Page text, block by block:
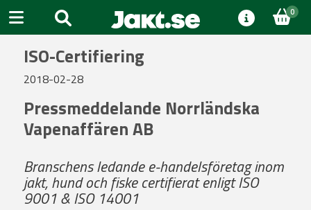
0
ISO-Certifiering
2018-02-28
Pressmeddelande Norrländska
Vapenaffären AB
Branschens ledande e-handelsföretag inom
jakt, hund och fiske certifierat enligt ISO
9001 & ISO 14001